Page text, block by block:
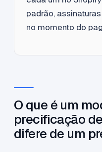
padrão,
no momento do
O que é um
precificação
difere de um